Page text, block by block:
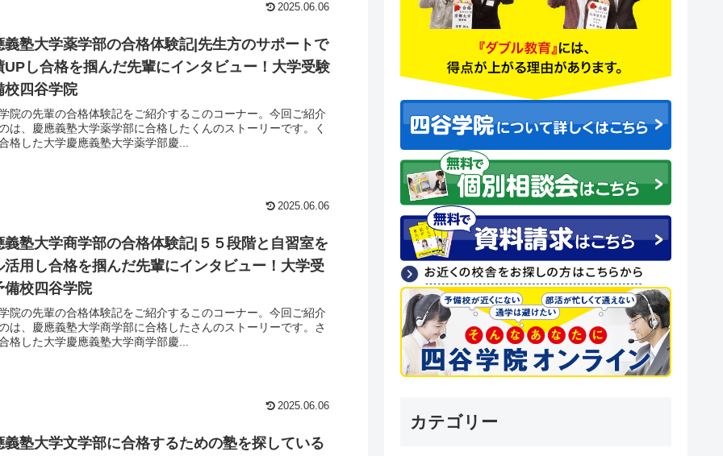
2025.06.06
義塾大学薬学部の合格体験記|先生方のサポートで
UPし合格を掴んだ先輩にインタビュー！大学受験
校四谷学院
院の先輩の合格体験記をご紹介するこのコーナー。今回ご紹介
は、慶應義塾大学薬学部に合格したくんのストーリーです。く
格した大学慶應義塾大学薬学部慶...
2025.06.06
義塾大学商学部の合格体験記|５５段階と自習室を
活用し合格を掴んだ先輩にインタビュー！大学受
備校四谷学院
院の先輩の合格体験記をご紹介するこのコーナー。今回ご紹介
は、慶應義塾大学商学部に合格したさんのストーリーです。さ
格した大学慶應義塾大学商学部慶...
2025.06.06
義塾大学文学部に合格するための塾を探している
カテゴリー